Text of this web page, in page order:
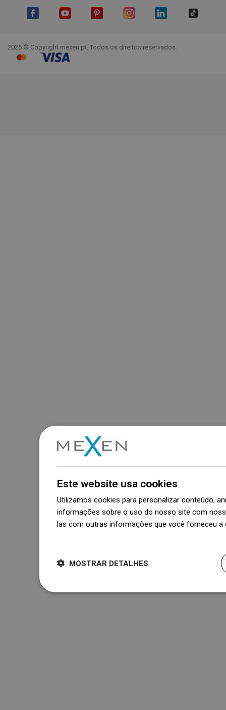
2026 © Copyright mexen.pt. Todos os direitos reservados.
Este website usa cookies
Utilizamos cookies para personalizar conteúdo,
informações sobre o uso do nosso site com
las com outras informações que você forneceu
MOSTRAR DETALHES